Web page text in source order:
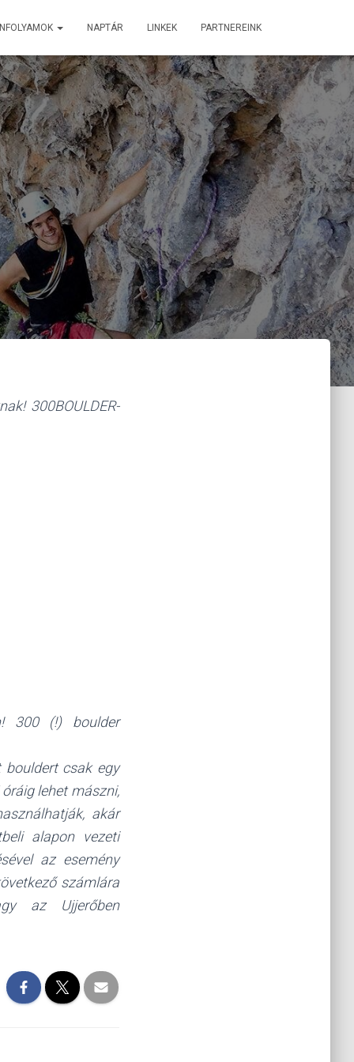
NAPTÁR LINKEK PARTNEREINK
300BOULDER-
300 (!) boulder
csak egy
lehet mászni,
akár
alapon vezeti
az esemény
számlára
az Ujjerőben